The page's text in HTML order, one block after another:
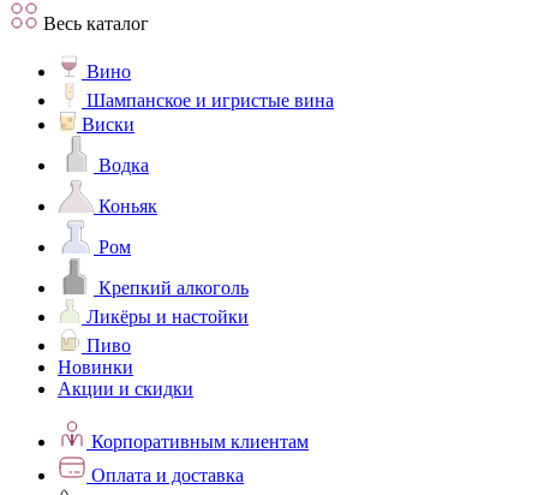
Весь каталог
Вино
Шампанское и игристые вина
Виски
Водка
Коньяк
Ром
Крепкий алкоголь
Ликёры и настойки
Пиво
Новинки
Акции и скидки
Корпоративным клиентам
Оплата и доставка